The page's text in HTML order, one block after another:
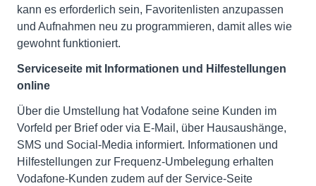
kann es erforderlich sein, Favoritenlisten anzupassen
und Aufnahmen neu zu programmieren, damit alles wie
gewohnt funktioniert.
Serviceseite mit Informationen und Hilfestellungen
online
Über die Umstellung hat Vodafone seine Kunden im
Vorfeld per Brief oder via E-Mail, über Hausaushänge,
SMS und Social-Media informiert. Informationen und
Hilfestellungen zur Frequenz-Umbelegung erhalten
Vodafone-Kunden zudem auf der Service-Seite